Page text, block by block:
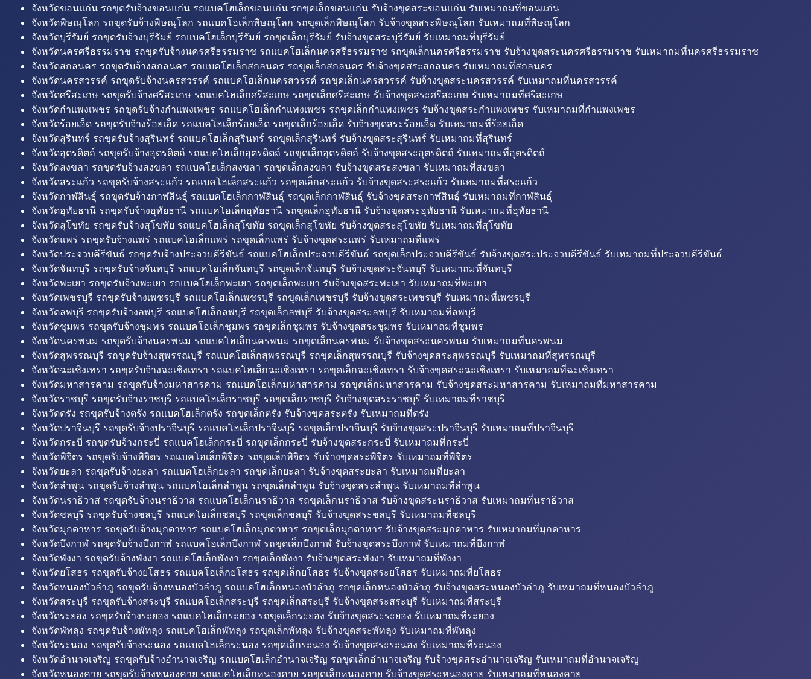
จังหวัดขอนแก่น รถขุดรับจ้างขอนแก่น รถแบคโฮเล็กขอนแก่น รถขุดเล็กขอนแก่น รับจ้างขุดสระขอนแก่น รับเหมาถมที่ขอนแก่น
จังหวัดพิษณุโลก รถขุดรับจ้างพิษณุโลก รถแบคโฮเล็กพิษณุโลก รถขุดเล็กพิษณุโลก รับจ้างขุดสระพิษณุโลก รับเหมาถมที่พิษณุโลก
จังหวัดบุรีรัมย์ รถขุดรับจ้างบุรีรัมย์ รถแบคโฮเล็กบุรีรัมย์ รถขุดเล็กบุรีรัมย์ รับจ้างขุดสระบุรีรัมย์ รับเหมาถมที่บุรีรัมย์
จังหวัดนครศรีธรรมราช รถขุดรับจ้างนครศรีธรรมราช รถแบคโฮเล็กนครศรีธรรมราช รถขุดเล็กนครศรีธรรมราช รับจ้างขุดสระนครศรีธรรมราช รับเหมาถมที่นครศรีธรรมราช
จังหวัดสกลนคร รถขุดรับจ้างสกลนคร รถแบคโฮเล็กสกลนคร รถขุดเล็กสกลนคร รับจ้างขุดสระสกลนคร รับเหมาถมที่สกลนคร
จังหวัดนครสวรรค์ รถขุดรับจ้างนครสวรรค์ รถแบคโฮเล็กนครสวรรค์ รถขุดเล็กนครสวรรค์ รับจ้างขุดสระนครสวรรค์ รับเหมาถมที่นครสวรรค์
จังหวัดศรีสะเกษ รถขุดรับจ้างศรีสะเกษ รถแบคโฮเล็กศรีสะเกษ รถขุดเล็กศรีสะเกษ รับจ้างขุดสระศรีสะเกษ รับเหมาถมที่ศรีสะเกษ
จังหวัดกำแพงเพชร รถขุดรับจ้างกำแพงเพชร รถแบคโฮเล็กกำแพงเพชร รถขุดเล็กกำแพงเพชร รับจ้างขุดสระกำแพงเพชร รับเหมาถมที่กำแพงเพชร
จังหวัดร้อยเอ็ด รถขุดรับจ้างร้อยเอ็ด รถแบคโฮเล็กร้อยเอ็ด รถขุดเล็กร้อยเอ็ด รับจ้างขุดสระร้อยเอ็ด รับเหมาถมที่ร้อยเอ็ด
จังหวัดสุรินทร์ รถขุดรับจ้างสุรินทร์ รถแบคโฮเล็กสุรินทร์ รถขุดเล็กสุรินทร์ รับจ้างขุดสระสุรินทร์ รับเหมาถมที่สุรินทร์
จังหวัดอุตรดิตถ์ รถขุดรับจ้างอุตรดิตถ์ รถแบคโฮเล็กอุตรดิตถ์ รถขุดเล็กอุตรดิตถ์ รับจ้างขุดสระอุตรดิตถ์ รับเหมาถมที่อุตรดิตถ์
จังหวัดสงขลา รถขุดรับจ้างสงขลา รถแบคโฮเล็กสงขลา รถขุดเล็กสงขลา รับจ้างขุดสระสงขลา รับเหมาถมที่สงขลา
จังหวัดสระแก้ว รถขุดรับจ้างสระแก้ว รถแบคโฮเล็กสระแก้ว รถขุดเล็กสระแก้ว รับจ้างขุดสระสระแก้ว รับเหมาถมที่สระแก้ว
จังหวัดกาฬสินธุ์ รถขุดรับจ้างกาฬสินธุ์ รถแบคโฮเล็กกาฬสินธุ์ รถขุดเล็กกาฬสินธุ์ รับจ้างขุดสระกาฬสินธุ์ รับเหมาถมที่กาฬสินธุ์
จังหวัดอุทัยธานี รถขุดรับจ้างอุทัยธานี รถแบคโฮเล็กอุทัยธานี รถขุดเล็กอุทัยธานี รับจ้างขุดสระอุทัยธานี รับเหมาถมที่อุทัยธานี
จังหวัดสุโขทัย รถขุดรับจ้างสุโขทัย รถแบคโฮเล็กสุโขทัย รถขุดเล็กสุโขทัย รับจ้างขุดสระสุโขทัย รับเหมาถมที่สุโขทัย
จังหวัดแพร่ รถขุดรับจ้างแพร่ รถแบคโฮเล็กแพร่ รถขุดเล็กแพร่ รับจ้างขุดสระแพร่ รับเหมาถมที่แพร่
จังหวัดประจวบคีรีขันธ์ รถขุดรับจ้างประจวบคีรีขันธ์ รถแบคโฮเล็กประจวบคีรีขันธ์ รถขุดเล็กประจวบคีรีขันธ์ รับจ้างขุดสระประจวบคีรีขันธ์ รับเหมาถมที่ประจวบคีรีขันธ์
จังหวัดจันทบุรี รถขุดรับจ้างจันทบุรี รถแบคโฮเล็กจันทบุรี รถขุดเล็กจันทบุรี รับจ้างขุดสระจันทบุรี รับเหมาถมที่จันทบุรี
จังหวัดพะเยา รถขุดรับจ้างพะเยา รถแบคโฮเล็กพะเยา รถขุดเล็กพะเยา รับจ้างขุดสระพะเยา รับเหมาถมที่พะเยา
จังหวัดเพชรบุรี รถขุดรับจ้างเพชรบุรี รถแบคโฮเล็กเพชรบุรี รถขุดเล็กเพชรบุรี รับจ้างขุดสระเพชรบุรี รับเหมาถมที่เพชรบุรี
จังหวัดลพบุรี รถขุดรับจ้างลพบุรี รถแบคโฮเล็กลพบุรี รถขุดเล็กลพบุรี รับจ้างขุดสระลพบุรี รับเหมาถมที่ลพบุรี
จังหวัดชุมพร รถขุดรับจ้างชุมพร รถแบคโฮเล็กชุมพร รถขุดเล็กชุมพร รับจ้างขุดสระชุมพร รับเหมาถมที่ชุมพร
จังหวัดนครพนม รถขุดรับจ้างนครพนม รถแบคโฮเล็กนครพนม รถขุดเล็กนครพนม รับจ้างขุดสระนครพนม รับเหมาถมที่นครพนม
จังหวัดสุพรรณบุรี รถขุดรับจ้างสุพรรณบุรี รถแบคโฮเล็กสุพรรณบุรี รถขุดเล็กสุพรรณบุรี รับจ้างขุดสระสุพรรณบุรี รับเหมาถมที่สุพรรณบุรี
จังหวัดฉะเชิงเทรา รถขุดรับจ้างฉะเชิงเทรา รถแบคโฮเล็กฉะเชิงเทรา รถขุดเล็กฉะเชิงเทรา รับจ้างขุดสระฉะเชิงเทรา รับเหมาถมที่ฉะเชิงเทรา
จังหวัดมหาสารคาม รถขุดรับจ้างมหาสารคาม รถแบคโฮเล็กมหาสารคาม รถขุดเล็กมหาสารคาม รับจ้างขุดสระมหาสารคาม รับเหมาถมที่มหาสารคาม
จังหวัดราชบุรี รถขุดรับจ้างราชบุรี รถแบคโฮเล็กราชบุรี รถขุดเล็กราชบุรี รับจ้างขุดสระราชบุรี รับเหมาถมที่ราชบุรี
จังหวัดตรัง รถขุดรับจ้างตรัง รถแบคโฮเล็กตรัง รถขุดเล็กตรัง รับจ้างขุดสระตรัง รับเหมาถมที่ตรัง
จังหวัดปราจีนบุรี รถขุดรับจ้างปราจีนบุรี รถแบคโฮเล็กปราจีนบุรี รถขุดเล็กปราจีนบุรี รับจ้างขุดสระปราจีนบุรี รับเหมาถมที่ปราจีนบุรี
จังหวัดกระบี่ รถขุดรับจ้างกระบี่ รถแบคโฮเล็กกระบี่ รถขุดเล็กกระบี่ รับจ้างขุดสระกระบี่ รับเหมาถมที่กระบี่
จังหวัดพิจิตร รถขุดรับจ้างพิจิตร รถแบคโฮเล็กพิจิตร รถขุดเล็กพิจิตร รับจ้างขุดสระพิจิตร รับเหมาถมที่พิจิตร
จังหวัดยะลา รถขุดรับจ้างยะลา รถแบคโฮเล็กยะลา รถขุดเล็กยะลา รับจ้างขุดสระยะลา รับเหมาถมที่ยะลา
จังหวัดลำพูน รถขุดรับจ้างลำพูน รถแบคโฮเล็กลำพูน รถขุดเล็กลำพูน รับจ้างขุดสระลำพูน รับเหมาถมที่ลำพูน
จังหวัดนราธิวาส รถขุดรับจ้างนราธิวาส รถแบคโฮเล็กนราธิวาส รถขุดเล็กนราธิวาส รับจ้างขุดสระนราธิวาส รับเหมาถมที่นราธิวาส
จังหวัดชลบุรี รถขุดรับจ้างชลบุรี รถแบคโฮเล็กชลบุรี รถขุดเล็กชลบุรี รับจ้างขุดสระชลบุรี รับเหมาถมที่ชลบุรี
จังหวัดมุกดาหาร รถขุดรับจ้างมุกดาหาร รถแบคโฮเล็กมุกดาหาร รถขุดเล็กมุกดาหาร รับจ้างขุดสระมุกดาหาร รับเหมาถมที่มุกดาหาร
จังหวัดบึงกาฬ รถขุดรับจ้างบึงกาฬ รถแบคโฮเล็กบึงกาฬ รถขุดเล็กบึงกาฬ รับจ้างขุดสระบึงกาฬ รับเหมาถมที่บึงกาฬ
จังหวัดพังงา รถขุดรับจ้างพังงา รถแบคโฮเล็กพังงา รถขุดเล็กพังงา รับจ้างขุดสระพังงา รับเหมาถมที่พังงา
จังหวัดยโสธร รถขุดรับจ้างยโสธร รถแบคโฮเล็กยโสธร รถขุดเล็กยโสธร รับจ้างขุดสระยโสธร รับเหมาถมที่ยโสธร
จังหวัดหนองบัวลำภู รถขุดรับจ้างหนองบัวลำภู รถแบคโฮเล็กหนองบัวลำภู รถขุดเล็กหนองบัวลำภู รับจ้างขุดสระหนองบัวลำภู รับเหมาถมที่หนองบัวลำภู
จังหวัดสระบุรี รถขุดรับจ้างสระบุรี รถแบคโฮเล็กสระบุรี รถขุดเล็กสระบุรี รับจ้างขุดสระสระบุรี รับเหมาถมที่สระบุรี
จังหวัดระยอง รถขุดรับจ้างระยอง รถแบคโฮเล็กระยอง รถขุดเล็กระยอง รับจ้างขุดสระระยอง รับเหมาถมที่ระยอง
จังหวัดพัทลุง รถขุดรับจ้างพัทลุง รถแบคโฮเล็กพัทลุง รถขุดเล็กพัทลุง รับจ้างขุดสระพัทลุง รับเหมาถมที่พัทลุง
จังหวัดระนอง รถขุดรับจ้างระนอง รถแบคโฮเล็กระนอง รถขุดเล็กระนอง รับจ้างขุดสระระนอง รับเหมาถมที่ระนอง
จังหวัดอำนาจเจริญ รถขุดรับจ้างอำนาจเจริญ รถแบคโฮเล็กอำนาจเจริญ รถขุดเล็กอำนาจเจริญ รับจ้างขุดสระอำนาจเจริญ รับเหมาถมที่อำนาจเจริญ
จังหวัดหนองคาย รถขุดรับจ้างหนองคาย รถแบคโฮเล็กหนองคาย รถขุดเล็กหนองคาย รับจ้างขุดสระหนองคาย รับเหมาถมที่หนองคาย